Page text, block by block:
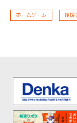
ホームゲーム 後援